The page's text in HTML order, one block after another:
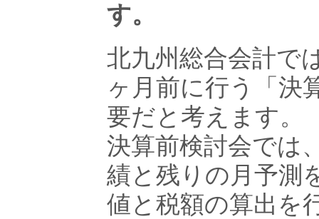
す。
北九州総合会計で
ヶ月前に行う「決
要だと考えます。
決算前検討会では
績と残りの月予測
値と税額の算出を